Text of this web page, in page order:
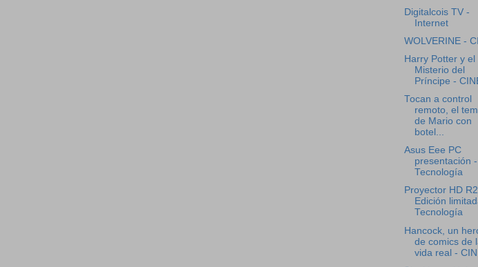
Digitalcois TV -
Internet
WOLVERINE -
Harry Potter y el
Misterio del
Príncipe -
Tocan a control
remoto, el
de Mario con
botel...
Asus Eee PC
presentación -
Tecnología
Proyector HD
Edición
Tecnología
Hancock, un
de comics de
vida real -